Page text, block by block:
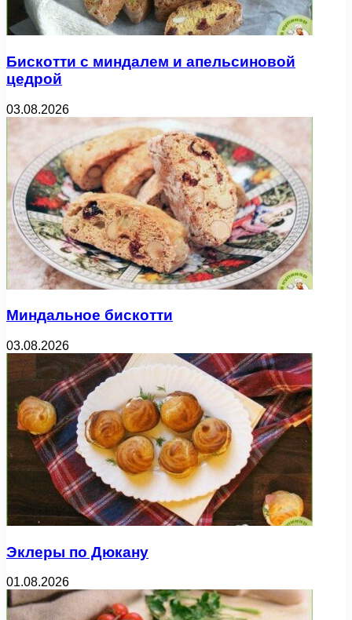
Бискотти с миндалем и апельсиновой
цедрой
03.08.2026
Миндальное бискотти
03.08.2026
Эклеры по Дюкану
01.08.2026